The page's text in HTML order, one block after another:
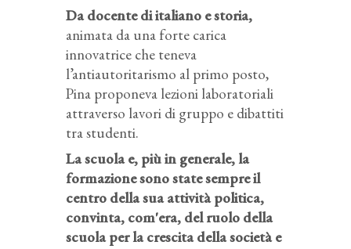
Da docente di italiano e storia,
animata da una forte carica
innovatrice che teneva
l’antiautoritarismo al primo posto,
Pina proponeva lezioni laboratoriali
attraverso lavori di gruppo e dibattiti
tra studenti.
La scuola e, più in generale, la
formazione sono state sempre il
centro della sua attività politica,
convinta, com'era, del ruolo della
scuola per la crescita della società e